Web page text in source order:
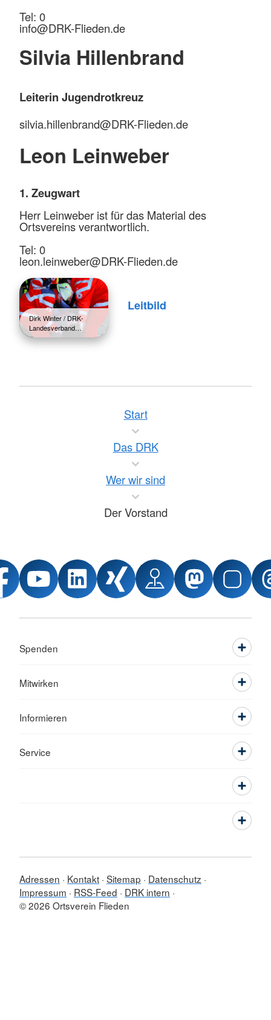
Tel: 0
info@DRK-Flieden.de
Silvia Hillenbrand
Leiterin Jugendrotkreuz
silvia.hillenbrand@DRK-Flieden.de
Leon Leinweber
1. Zeugwart
Herr Leinweber ist für das Material des
Ortsvereins verantwortlich.
Tel: 0
leon.leinweber@DRK-Flieden.de
Dirk Winter / DRK-
Landesverband…
Leitbild
Start
Das DRK
Wer wir sind
Der Vorstand
Spenden
Mitwirken
Informieren
Service
Adressen Kontakt Sitemap
Datenschutz
Impressum
RSS-Feed
DRK intern
© 2026 Ortsverein Flieden